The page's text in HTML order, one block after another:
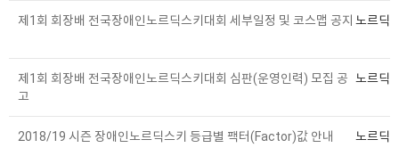
제1회 회장배 전국장애인노르딕스키대회 세부일정 및 코스맵 공지 노르딕
제1회 회장배 전국장애인노르딕스키대회 심판(운영인력) 모집 공
고
노르딕
2018/19 시즌 장애인노르딕스키 등급별 팩터(Factor)값 안내 노르딕